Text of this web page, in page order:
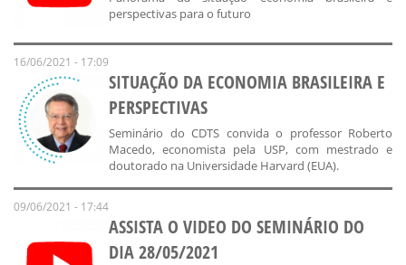
perspectivas para o futuro
16/06/2021 - 17:09
SITUAÇÃO DA ECONOMIA BRASILEIRA E
PERSPECTIVAS
Seminário do CDTS convida o professor Roberto
Macedo, economista pela USP, com mestrado e
doutorado na Universidade Harvard (EUA).
09/06/2021 - 17:44
ASSISTA O VIDEO DO SEMINÁRIO DO
DIA 28/05/2021